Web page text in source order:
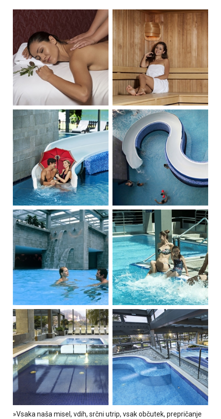
»Vsaka naša misel, vdih, srčni utrip, vsak občutek, prepričanje